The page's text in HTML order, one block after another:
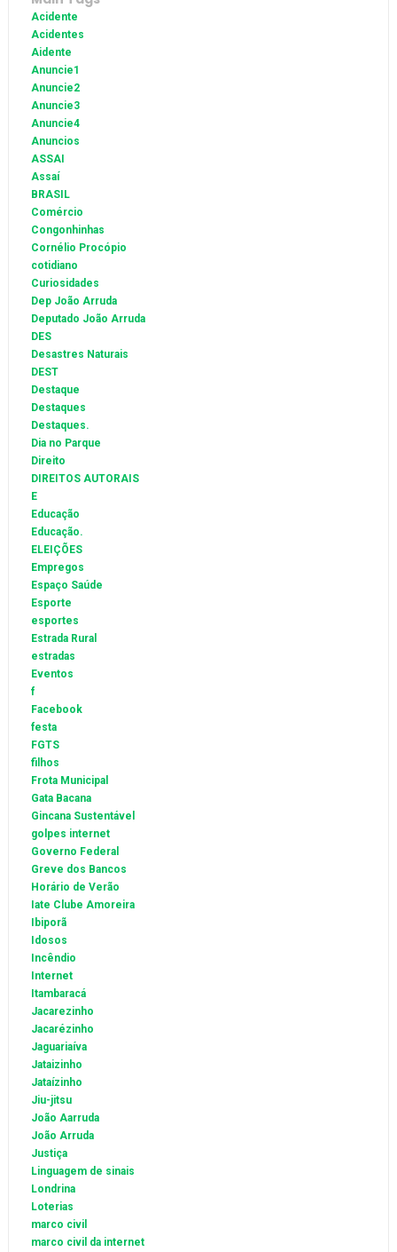
Acidente
Acidentes
Aidente
Anuncie1
Anuncie2
Anuncie3
Anuncie4
Anuncios
ASSAI
Assaí
BRASIL
Comércio
Congonhinhas
Cornélio Procópio
cotidiano
Curiosidades
Dep João Arruda
Deputado João Arruda
DES
Desastres Naturais
DEST
Destaque
Destaques
Destaques.
Dia no Parque
Direito
DIREITOS AUTORAIS
E
Educação
Educação.
ELEIÇÕES
Empregos
Espaço Saúde
Esporte
esportes
Estrada Rural
estradas
Eventos
f
Facebook
festa
FGTS
filhos
Frota Municipal
Gata Bacana
Gincana Sustentável
golpes internet
Governo Federal
Greve dos Bancos
Horário de Verão
Iate Clube Amoreira
Ibiporã
Idosos
Incêndio
Internet
Itambaracá
Jacarezinho
Jacarézinho
Jaguariaíva
Jataizinho
Jataízinho
Jiu-jitsu
João Aarruda
João Arruda
Justiça
Linguagem de sinais
Londrina
Loterias
marco civil
marco civil da internet